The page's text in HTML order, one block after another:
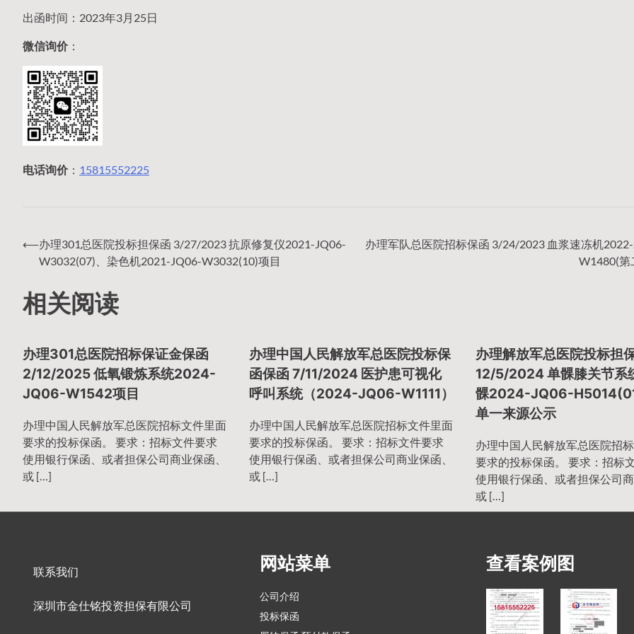
出函时间：2023年3月25日
微信询价：
电话询价： 15815552225
文
章
导
航
⟵办理301总医院投标担保函 3/27/2023 抗原修复仪2021-JQ06-
W3032(07)、染色机2021-JQ06-W3032(10)项目
办理军队总医院招标保函 3/24/2023 血浆速冻机
W1480(第
相关阅读
办理301总医院招标保证金保函
2/12/2025 低氧锻炼系统2024-
JQ06-W1542项目
办理中国人民解放军总医院招标文件里面
要求的投标保函。 要求：招标文件要求
使用银行保函、或者担保公司商业保函、
或 […]
办理中国人民解放军总医院投标保
函保函 7/11/2024 医护患可视化
呼叫系统（2024-JQ06-W1111）
办理中国人民解放军总医院招标文件里面
要求的投标保函。 要求：招标文件要求
使用银行保函、或者担保公司商业保函、
或 […]
办理解放军总医院投标担
12/5/2024 单髁膝关节系
髁2024-JQ06-
单一来源公示
办理中国人民解放军总医院招
要求的投标保函。 要求：招标
使用银行保函、或者担保公司商
或 […]
联系我们
深圳市金仕铭投资担保有限公司
网站菜单
公司介绍
投标保函
查看案例图